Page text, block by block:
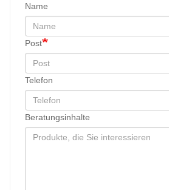
Name
Post
Telefon
Beratungsinhalte